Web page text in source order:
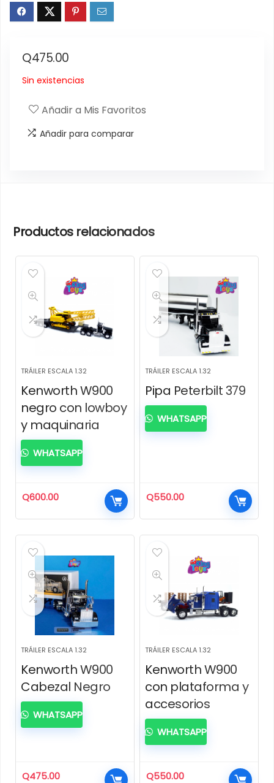
Q475.00
Sin existencias
Añadir a Mis Favoritos
Añadir para comparar
Productos relacionados
TRÁILER ESCALA 1.32
Kenworth W900
negro con lowboy
y maquinaria
Q600.00
WHATSAPP
TRÁILER ESCALA 1.32
Pipa Peterbilt 379
Q550.00
WHATSAPP
TRÁILER ESCALA 1.32
Kenworth W900
Cabezal Negro
Q475.00
WHATSAPP
TRÁILER ESCALA 1.32
Kenworth W900
con plataforma y
accesorios
Q550.00
WHATSAPP